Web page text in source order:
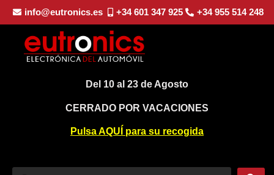
info@eutronics.es +34 601 347 925 +34 955 514 248
Del 10 al 23 de Agosto
CERRADO POR VACACIONES
Pulsa AQUÍ para su recogida